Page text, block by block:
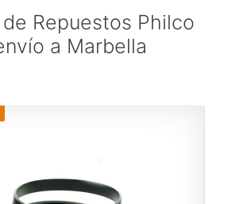
Repuestos Philco
a Marbella